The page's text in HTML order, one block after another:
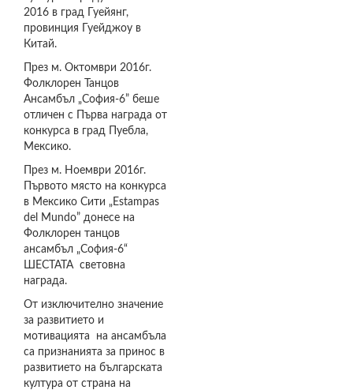
2016 в град Гуейянг,
провинция Гуейджоу в
Китай.
През м. Октомври 2016г.
Фолклорен Танцов
Ансамбъл „София-6” беше
отличен с Първа награда от
конкурса в град Пуебла,
Мексико.
През м. Ноември 2016г.
Първото място на конкурса
в Мексико Сити „Estampas
del Mundo” донесе на
Фолклорен танцов
ансамбъл „София-6“
ШЕСТАТА световна
награда.
От изключително значение
за развитието и
мотивацията на ансамбъла
са признанията за принос в
развитието на българската
култура от страна на